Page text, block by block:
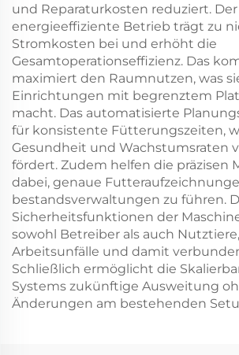
und Reparaturkosten reduziert. Der
energieeffiziente Betrieb trägt zu
Stromkosten bei und erhöht die
Gesamtoperationseffizienz. Das
maximiert den Raumnutzen, was
Einrichtungen mit begrenztem
macht. Das automatisierte
für konsistente Fütterungszeiten,
Gesundheit und Wachstumsraten
fördert. Zudem helfen die präzisen
dabei, genaue
bestandsverwaltungen zu führen.
Sicherheitsfunktionen der
sowohl Betreiber als auch
Arbeitsunfälle und damit
Schließlich ermöglicht die
Systems zukünftige Ausweitung
Änderungen am bestehenden